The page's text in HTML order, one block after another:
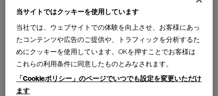
PROJECTS
MAGAZINE
SUPPORT
SHOPS
CATALOGUES
●国内製作品【納期目安：1～3か月】
ご注文をいただいてから国内で製作する商品です。
●特別在庫品【納期目安：1～2週間】
通常はお届けまで約6か月を要する輸入商品の一部を、期間限
定で国内在庫としてご用意しております。数量限定のため、な
くなり次第終了となります。
当サイトではクッキーを使用しています
当社では、ウェブサイトでの体験を向上させ、お客様にあっ
たコンテンツや広告のご提供や、トラフィックを分析するた
めにクッキーを使用しています。OKを押すことでお客様は
これらの利用条件に同意したものとみなされます。
「Cookieポリシー」のページでいつでも設定を変更いただけ
ます